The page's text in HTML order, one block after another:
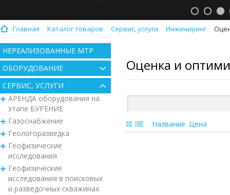
Главная Каталог товаров Сервис, услуги Инжиниринг
НЕРЕАЛИЗОВАННЫЕ МТР
ОБОРУДОВАНИЕ
СЕРВИС, УСЛУГИ
АРЕНДА оборудования на
этапе БУРЕНИЕ
Газоснабжение
Геологоразведка
Геофизические
исследования
Геофизические
исследования в поисковых
и разведочных скважинах
Оценка и
Название Цена